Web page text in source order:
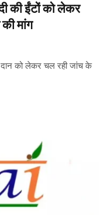
की ईंटों को लेकर
मांग
दान को लेकर चल रही जांच के